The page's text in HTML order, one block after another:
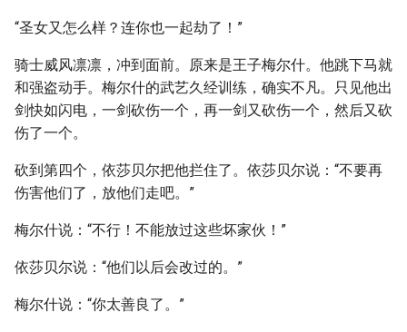
“圣女又怎么样？连你也一起劫了！”
骑士威风凛凛，冲到面前。原来是王子梅尔什。他跳下马就
和强盗动手。梅尔什的武艺久经训练，确实不凡。只见他出
剑快如闪电，一剑砍伤一个，再一剑又砍伤一个，然后又砍
伤了一个。
砍到第四个，依莎贝尔把他拦住了。依莎贝尔说：“不要再
伤害他们了，放他们走吧。”
梅尔什说：“不行！不能放过这些坏家伙！”
依莎贝尔说：“他们以后会改过的。”
梅尔什说：“你太善良了。”